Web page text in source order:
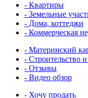
- Квартиры
- Земельные
- Дома, коттеджи
- Коммерческая
- Материнский
- Строительство
- Отзывы
- Видео обзор
- Хочу продать